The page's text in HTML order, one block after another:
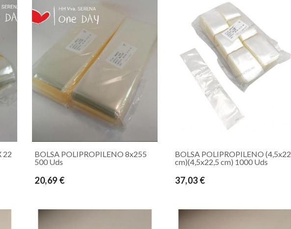
22
BOLSA POLIPROPILENO 8x255
500 Uds
20,69 €
BOLSA POLIPROPILENO (4,5x22
cm)(4,5x22,5 cm) 1000 Uds
37,03 €